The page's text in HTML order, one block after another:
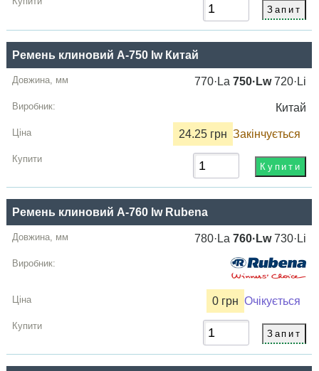
Ремень клиновий A-750 lw Китай
770·La750·Lw720·Li
Китай
24.25 грн Закінчується
Ремень клиновий A-760 lw Rubena
780·La760·Lw730·Li
0 грн Очікується